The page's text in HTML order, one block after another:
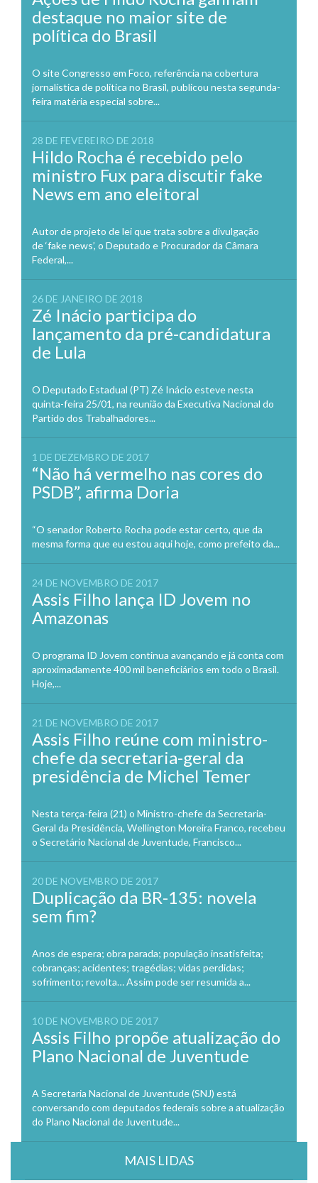
destaque no maior site de
política do Brasil
O site Congresso em Foco, referência na cobertura
jornalística de política no Brasil, publicou nesta segunda-
feira matéria especial sobre...
28 DE FEVEREIRO DE 2018
Hildo Rocha é recebido pelo
ministro Fux para discutir fake
News em ano eleitoral
Autor de projeto de lei que trata sobre a divulgação
de ‘fake news’, o Deputado e Procurador da Câmara
Federal,...
26 DE JANEIRO DE 2018
Zé Inácio participa do
lançamento da pré-candidatura
de Lula
O Deputado Estadual (PT) Zé Inácio esteve nesta
quinta-feira 25/01, na reunião da Executiva Nacional do
Partido dos Trabalhadores...
1 DE DEZEMBRO DE 2017
“Não há vermelho nas cores do
PSDB”, afirma Doria
“O senador Roberto Rocha pode estar certo, que da
mesma forma que eu estou aqui hoje, como prefeito da...
24 DE NOVEMBRO DE 2017
Assis Filho lança ID Jovem no
Amazonas
O programa ID Jovem continua avançando e já conta com
aproximadamente 400 mil beneficiários em todo o Brasil.
Hoje,...
21 DE NOVEMBRO DE 2017
Assis Filho reúne com ministro-
chefe da secretaria-geral da
presidência de Michel Temer
Nesta terça-feira (21) o Ministro-chefe da Secretaria-
Geral da Presidência, Wellington Moreira Franco, recebeu
o Secretário Nacional de Juventude, Francisco...
20 DE NOVEMBRO DE 2017
Duplicação da BR-135: novela
sem fim?
Anos de espera; obra parada; população insatisfeita;
cobranças; acidentes; tragédias; vidas perdidas;
sofrimento; revolta… Assim pode ser resumida a...
10 DE NOVEMBRO DE 2017
Assis Filho propõe atualização do
Plano Nacional de Juventude
A Secretaria Nacional de Juventude (SNJ) está
conversando com deputados federais sobre a atualização
do Plano Nacional de Juventude...
MAIS LIDAS